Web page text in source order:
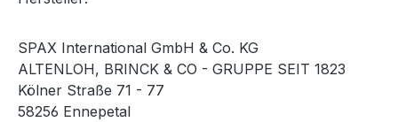
SPAX International GmbH & Co. KG
ALTENLOH, BRINCK & CO - GRUPPE SEIT 1823
Kölner Straße 71 - 77
58256 Ennepetal